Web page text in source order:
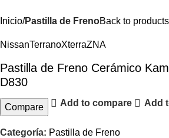
Inicio Pastilla de FrenoBack to products
NissanTerranoXterraZNA
Pastilla de Freno Cerámico
D830
Compare Add to compare Add
Categoría: Pastilla de Freno